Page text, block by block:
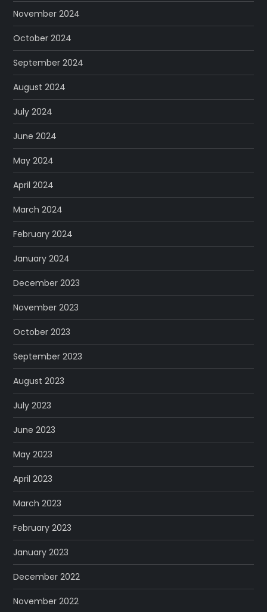
November 2024
October 2024
September 2024
August 2024
July 2024
June 2024
May 2024
April 2024
March 2024
February 2024
January 2024
December 2023
November 2023
October 2023
September 2023
August 2023
July 2023
June 2023
May 2023
April 2023
March 2023
February 2023
January 2023
December 2022
November 2022